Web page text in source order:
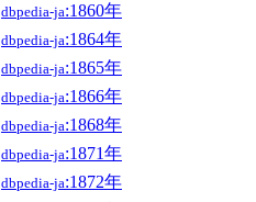
dbpedia-ja:1860年
dbpedia-ja:1864年
dbpedia-ja:1865年
dbpedia-ja:1866年
dbpedia-ja:1868年
dbpedia-ja:1871年
dbpedia-ja:1872年